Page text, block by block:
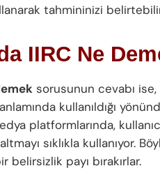
tahmininizi
IIRC Ne
sorusunun cevabı
kullanıldığı
platformlarında,
sıklıkla kullanıyor.
belirsizlik payı bırakırlar.